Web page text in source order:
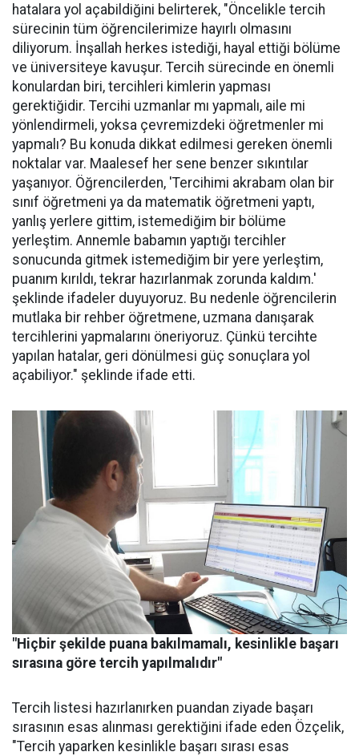
hatalara yol açabildiğini belirterek, "Öncelikle tercih
sürecinin tüm öğrencilerimize hayırlı olmasını
diliyorum. İnşallah herkes istediği, hayal ettiği bölüme
ve üniversiteye kavuşur. Tercih sürecinde en önemli
konulardan biri, tercihleri kimlerin yapması
gerektiğidir. Tercihi uzmanlar mı yapmalı, aile mi
yönlendirmeli, yoksa çevremizdeki öğretmenler mi
yapmalı? Bu konuda dikkat edilmesi gereken önemli
noktalar var. Maalesef her sene benzer sıkıntılar
yaşanıyor. Öğrencilerden, 'Tercihimi akrabam olan bir
sınıf öğretmeni ya da matematik öğretmeni yaptı,
yanlış yerlere gittim, istemediğim bir bölüme
yerleştim. Annemle babamın yaptığı tercihler
sonucunda gitmek istemediğim bir yere yerleştim,
puanım kırıldı, tekrar hazırlanmak zorunda kaldım.'
şeklinde ifadeler duyuyoruz. Bu nedenle öğrencilerin
mutlaka bir rehber öğretmene, uzmana danışarak
tercihlerini yapmalarını öneriyoruz. Çünkü tercihte
yapılan hatalar, geri dönülmesi güç sonuçlara yol
açabiliyor." şeklinde ifade etti.
"Hiçbir şekilde puana bakılmamalı, kesinlikle başarı
sırasına göre tercih yapılmalıdır"
Tercih listesi hazırlanırken puandan ziyade başarı
sırasının esas alınması gerektiğini ifade eden Özçelik,
"Tercih yaparken kesinlikle başarı sırası esas